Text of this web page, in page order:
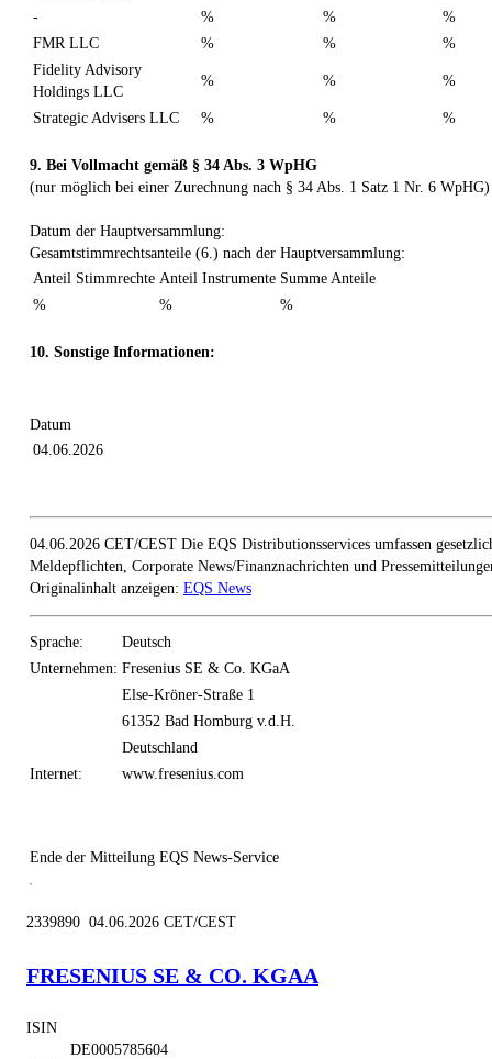
- % %
%
FMR LLC
% %
%
Fidelity Advisory
Holdings LLC
% % %
Strategic Advisers LLC % % %
9. Bei Vollmacht gemäß § 34 Abs. 3 WpHG
(nur möglich bei einer Zurechnung nach § 34 Abs. 1 Satz 1 Nr. 6 WpHG)
Datum der Hauptversammlung:
Gesamtstimmrechtsanteile (6.) nach der Hauptversammlung:
Anteil Stimmrechte Anteil Instrumente Summe Anteile
%
% %
10. Sonstige Informationen:
Datum
04.06.2026
04.06.2026 CET/CEST Die EQS Distributionsservices umfassen
Meldepflichten, Corporate News/Finanznachrichten und
Originalinhalt anzeigen: EQS News
Sprache:
Deutsch
Unternehmen: Fresenius SE & Co. KGaA
Else-Kröner-Straße 1
61352 Bad Homburg v.d.H.
Deutschland
Internet:
www.fresenius.com
Ende der Mitteilung EQS News-Service
2339890 04.06.2026 CET/CEST
FRESENIUS SE & CO. KGAA
ISIN
DE0005785604